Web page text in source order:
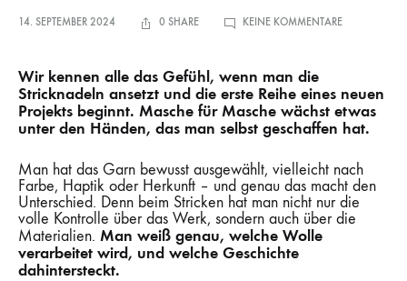
14. SEPTEMBER 2024 0 SHARE KEINE KOMMENTAREZU
STRICKEN
MACHT
DEN
UNTERSCHIED
Wir kennen alle das Gefühl, wenn man die
Stricknadeln ansetzt und die erste Reihe eines neuen
Projekts beginnt. Masche für Masche wächst etwas
unter den Händen, das man selbst geschaffen hat.
Man hat das Garn bewusst ausgewählt, vielleicht nach
Farbe, Haptik oder Herkunft – und genau das macht den
Unterschied. Denn beim Stricken hat man nicht nur die
volle Kontrolle über das Werk, sondern auch über die
Materialien. Man weiß genau, welche Wolle
verarbeitet wird, und welche Geschichte
dahintersteckt.